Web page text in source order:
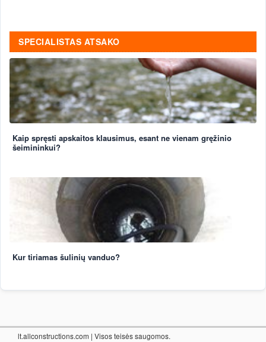
SPECIALISTAS ATSAKO
Kaip spręsti apskaitos klausimus, esant ne vienam gręžinio
šeimininkui?
Kur tiriamas šulinių vanduo?
lt.allconstructions.com | Visos teisės saugomos.